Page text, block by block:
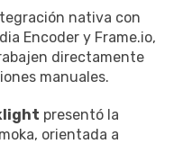
nativa con
Encoder y Frame.io,
directamente
manuales.
presentó la
orientada a